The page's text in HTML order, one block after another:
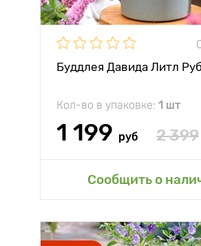
Буддлея Давида Литл
Кол-во в упаковке: 1 шт
1 199 руб 2 399
Сообщить о